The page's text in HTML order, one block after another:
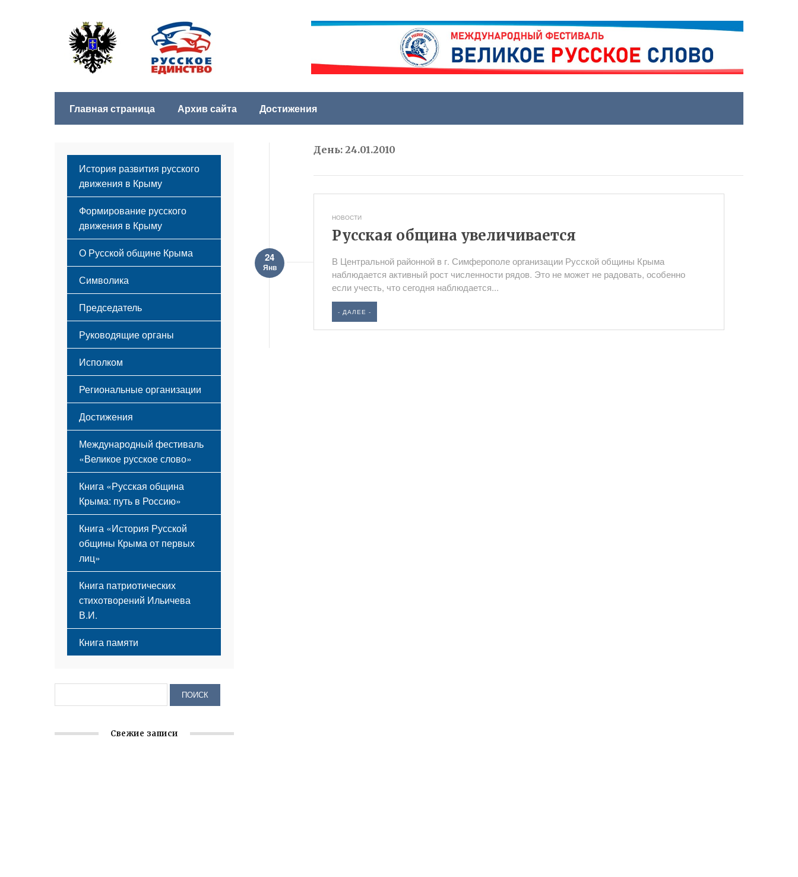
Главная страница Архив сайта Достижения
День:24.01.2010
НОВОСТИ
Русская община увеличивается
24
Янв
В Центральной районной в г. Симферополе организации Русской общины Крыма
наблюдается активный рост численности рядов. Это не может не радовать, особенно
если учесть, что сегодня наблюдается...
- ДАЛЕЕ -
История развития русского
движения в Крыму
Формирование русского
движения в Крыму
Русский Крым
О Русской общине Крыма
Этапы становления
Принципы деятельности
Структура
Мероприятия
Символика
Флаг
Герб
Гимн
Председатель
Руководящие органы
Исполком
Региональные организации
Достижения
Международный фестиваль
«Великое русское слово»
Книга «Русская община
Крыма: путь в Россию»
Книга «История Русской
общины Крыма от первых
лиц»
Книга патриотических
стихотворений Ильичева
В.И.
Книга памяти
Свежие записи